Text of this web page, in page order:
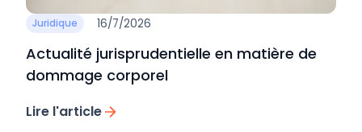
Juridique 16/7/2026
Actualité jurisprudentielle en matière de
dommage corporel
Lire l'article